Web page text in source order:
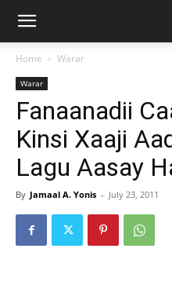
Home Warar
Warar
Fanaanadii
Kinsi Xaaji
Lagu Aasay
By Jamaal A. Yonis - July 23, 2011